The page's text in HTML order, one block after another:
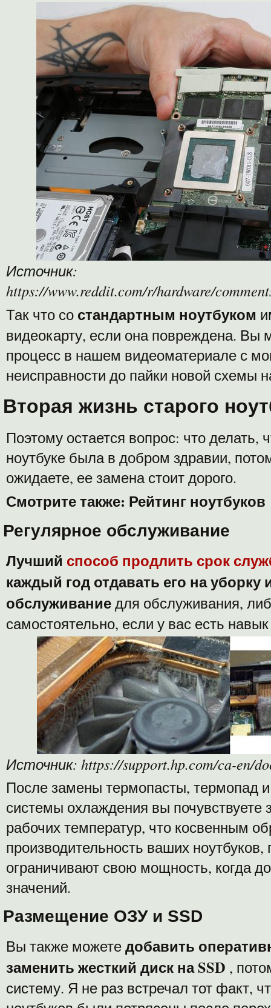
Источник:
https://www.reddit.com/r/hardware/
Так что со стандартным ноутбуком
видеокарту, если она повреждена. Вы
процесс в нашем видеоматериале с
неисправности до пайки новой схемы
Вторая жизнь старого
Поэтому остается вопрос: что делать,
ноутбуке была в добром здравии,
ожидаете, ее замена стоит дорого.
Смотрите также: Рейтинг ноутбуков
Регулярное обслуживание
Лучший способ продлить срок
каждый год отдавать его на уборку
обслуживаниедля обслуживания,
самостоятельно, если у вас есть
Источник: https://support.hp.com/ca-en/
После замены термопасты, термопад
системы охлаждения вы почувствуете
рабочих температур, что косвенным
производительность ваших
ограничивают свою мощность, когда
значений.
Размещение ОЗУ и SSD
Вы также можетедобавить
заменить жесткий диск на SSD ,
систему. Я не раз встречал тот факт,